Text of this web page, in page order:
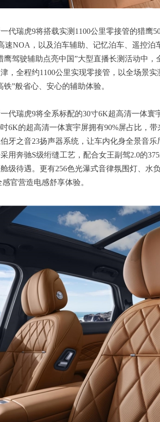
代瑞虎9将搭载实测1100公里零接管的猎鹰
速NOA，以及泊车辅助、记忆泊车、遥控泊
鹰驾驶辅助点亮中国”大型直播长测活动中，
，全程约1100公里实现零接管，以全场景
铁”般省心、安心的辅助体验。
代瑞虎9将全系标配的30寸6K超高清一体
6K的超高清一体寰宇屏拥有90%屏占比，带
牙之音23扬声器系统，让车内化身全景音
用奔驰S级绗缝工艺，配合女王副驾2.0的
级待遇。更有256色光瀑式音律氛围灯、水
感官营造电感舒享体验。